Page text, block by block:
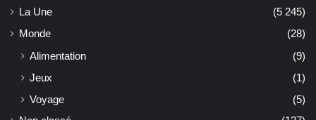
La Une
(5 245)
Monde
(28)
Alimentation
(9)
Jeux
(1)
Voyage
(5)